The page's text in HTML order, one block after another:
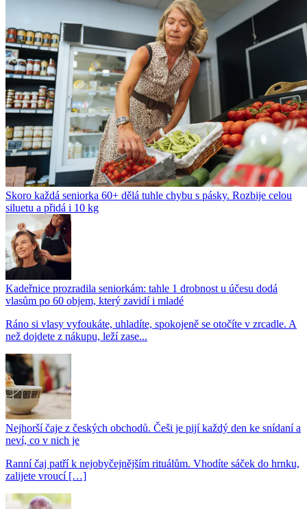
Skoro každá seniorka 60+ dělá tuhle chybu s pásky. Rozbije celou
siluetu a přidá i 10 kg
Kadeřnice prozradila seniorkám: tahle 1 drobnost u účesu dodá
vlasům po 60 objem, který zavidí i mladé
Ráno si vlasy vyfoukáte, uhladíte, spokojeně se otočíte v zrcadle. A
než dojdete z nákupu, leží zase...
Nejhorší čaje z českých obchodů. Češi je pijí každý den ke snídaní a
neví, co v nich je
Ranní čaj patří k nejobyčejnějším rituálům. Vhodíte sáček do hrnku,
zalijete vroucí […]